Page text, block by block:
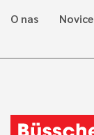
O nas Novice